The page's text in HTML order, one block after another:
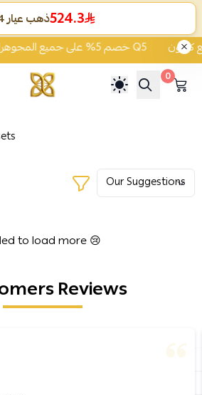
خصم 5% على جميع المجوهرات مع كوبون Q5
الشفاء للذهب والمجوهرات
0
to load more 😢
Reviews
ذهب عيار 24524.3